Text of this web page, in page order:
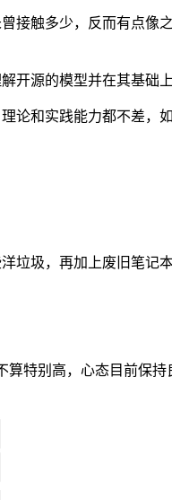
接触多少，反而有点像
源的模型并在其基础
论和实践能力都不差，
垃圾，再加上废旧笔记
特别高，心态目前保持